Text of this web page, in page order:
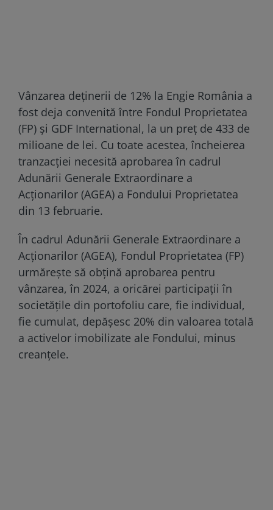
Vânzarea deținerii de 12% la Engie România a
fost deja convenită între Fondul Proprietatea
(FP) și GDF International, la un preț de 433 de
milioane de lei. Cu toate acestea, încheierea
tranzacției necesită aprobarea în cadrul
Adunării Generale Extraordinare a
Acționarilor (AGEA) a Fondului Proprietatea
din 13 februarie.
În cadrul Adunării Generale Extraordinare a
Acționarilor (AGEA), Fondul Proprietatea (FP)
urmărește să obțină aprobarea pentru
vânzarea, în 2024, a oricărei participații în
societățile din portofoliu care, fie individual,
fie cumulat, depășesc 20% din valoarea totală
a activelor imobilizate ale Fondului, minus
creanțele.